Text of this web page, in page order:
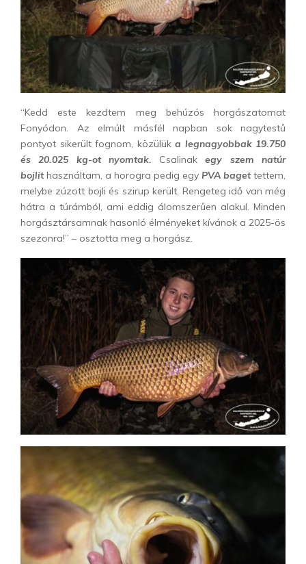
“Kedd este kezdtem meg behúzós horgászatomat
Fonyódon. Az elmúlt másfél napban sok nagytestű
pontyot sikerült fognom, közülük a legnagyobbak 19.750
és 20.025 kg-ot nyomtak. Csalinakegy szem natúr
bojlithasználtam, a horogra pedig egy PVA bagettettem,
melybe zúzott bojli és szirup került. Rengeteg idő van még
hátra a túrámból, ami eddig álomszerűen alakul. Minden
horgásztársamnak hasonló élményeket kívánok a 2025-ös
szezonra!” – osztotta meg a horgász.